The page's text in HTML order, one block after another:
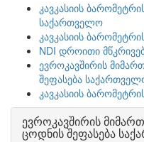
კავკასიის
საქართველო
კავკასიის
NDI დროითი
ევროკავშირის
შეფასება
კავკასიის
ევროკავშირის
ცოდნის შეფასება